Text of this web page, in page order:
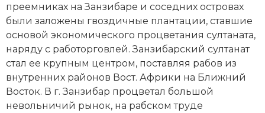
преемниках на Занзибаре и соседних островах
были заложены гвоздичные плантации, ставшие
основой экономического процветания султаната,
наряду с работорговлей. Занзибарский султанат
стал ее крупным центром, поставляя рабов из
внутренних районов Вост. Африки на Ближний
Восток. В г. Занзибар процветал большой
невольничий рынок, на рабском труде